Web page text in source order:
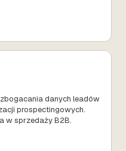
danych leadów
prospectingowych.
w sprzedaży B2B.